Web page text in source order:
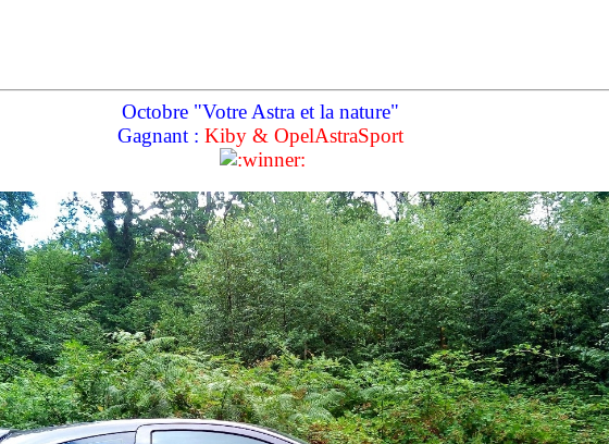
Octobre "Votre Astra et la nature"
Gagnant : Kiby & OpelAstraSport